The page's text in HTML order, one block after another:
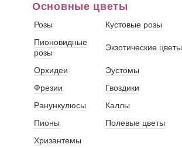
Основные цветы
Розы
Кустовые розы
Пионовидные
розы
Экзотические цветы
Орхидеи
Эустомы
Фрезии
Гвоздики
Ранункулюсы
Каллы
Пионы
Полевые цветы
Хризантемы